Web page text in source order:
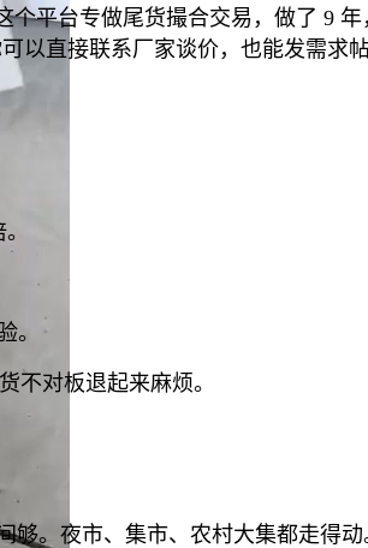
平台专做尾货撮合交易，做了 9
以直接联系厂家谈价，也能发需求
。
不对板退起来麻烦。
。夜市、集市、农村大集都走得